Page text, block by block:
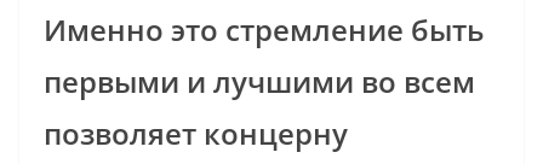
Именно это стремление быть
первыми и лучшими во всем
позволяет концерну